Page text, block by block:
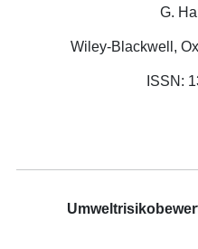
G.
Wiley-Blackwell,
ISSN: